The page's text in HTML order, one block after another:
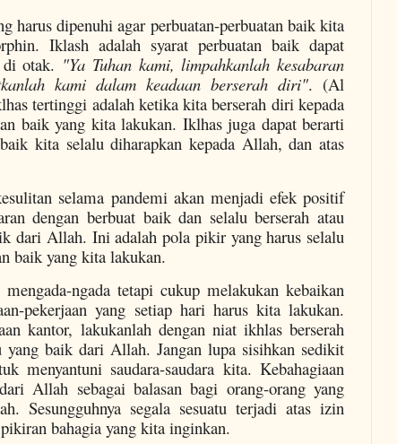
harus dipenuhi agar perbuatan-perbuatan baik kita
Iklash adalah syarat perbuatan baik dapat
otak. "Ya Tuhan kami, limpahkanlah kesabaran
kami dalam keadaan berserah diri". (Al
tertinggi adalah ketika kita berserah diri kepada
baik yang kita lakukan. Iklhas juga dapat berarti
kita selalu diharapkan kepada Allah, dan atas
selama pandemi akan menjadi efek positif
dengan berbuat baik dan selalu berserah atau
dari Allah. Ini adalah pola pikir yang harus selalu
baik yang kita lakukan.
ngada tetapi cukup melakukan kebaikan
pekerjaan yang setiap hari harus kita lakukan.
kantor, lakukanlah dengan niat ikhlas berserah
yang baik dari Allah. Jangan lupa sisihkan sedikit
menyantuni saudara-saudara kita. Kebahagiaan
Allah sebagai balasan bagi orang-orang yang
Sesungguhnya segala sesuatu terjadi atas izin
bahagia yang kita inginkan.